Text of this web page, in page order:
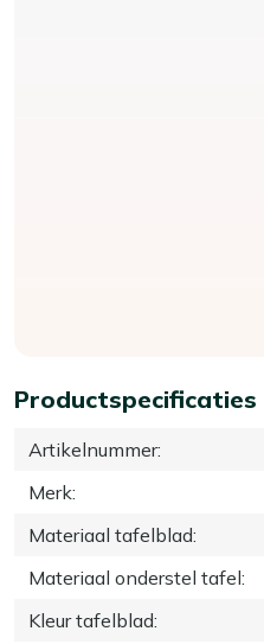
Productspecificaties
Artikelnummer:
Merk:
Materiaal tafelblad:
Materiaal onderstel tafel:
Kleur tafelblad: